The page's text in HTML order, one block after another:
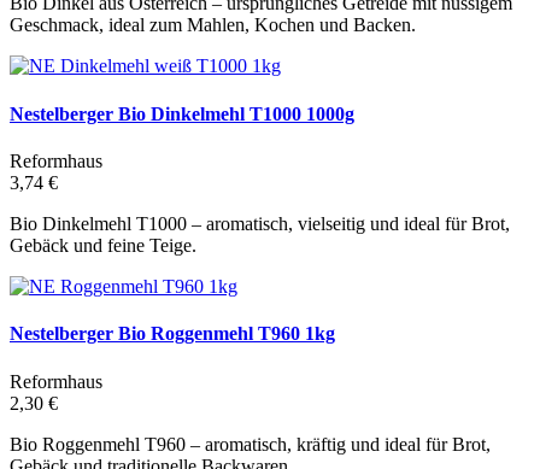
Geschmack, ideal zum Mahlen, Kochen und Backen.
Nestelberger Bio Dinkelmehl T1000 1000g
Reformhaus
3,74 €
Bio Dinkelmehl T1000 – aromatisch, vielseitig und ideal für Brot,
Gebäck und feine Teige.
Nestelberger Bio Roggenmehl T960 1kg
Reformhaus
2,30 €
Bio Roggenmehl T960 – aromatisch, kräftig und ideal für Brot,